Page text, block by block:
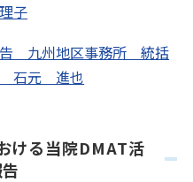
子
告 九州地区事務所 統括
石元 進也
ける当院DMAT活